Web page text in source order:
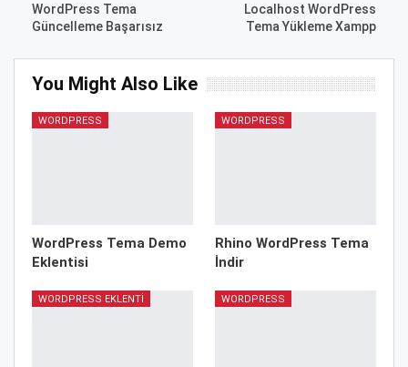
WordPress Tema
Güncelleme Başarısız
Localhost WordPress
Tema Yükleme Xampp
You Might Also Like
WORDPRESS
WordPress Tema Demo
Eklentisi
WORDPRESS
Rhino WordPress Tema
İndir
WORDPRESS EKLENTI WORDPRESS